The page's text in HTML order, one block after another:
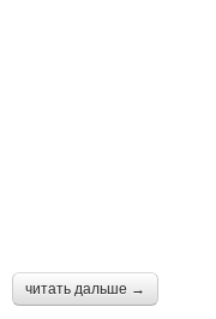
читать дальше →